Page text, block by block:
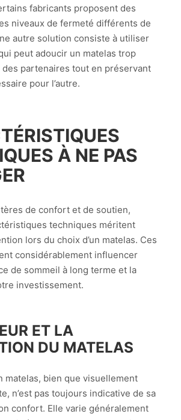
fabricants proposent des
niveaux de fermeté différents de
autre solution consiste à utiliser
peut adoucir un matelas trop
des partenaires tout en préservant
pour l’autre.
À NE PAS
de confort et de soutien,
techniques méritent
lors du choix d’un matelas. Ces
considérablement influencer
de sommeil à long terme et la
investissement.
ET LA
DU MATELAS
matelas, bien que visuellement
n’est pas toujours indicative de sa
confort. Elle varie généralement